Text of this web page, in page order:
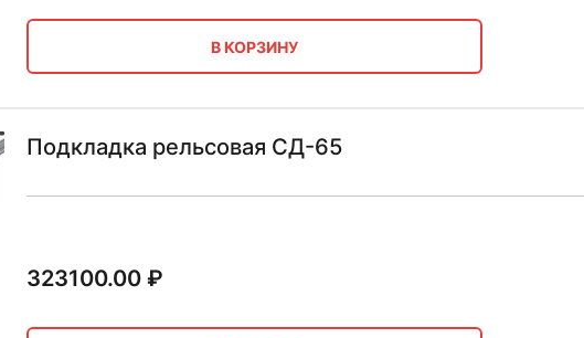
В КОРЗИНУ
Подкладка рельсовая СД-65
323100.00₽